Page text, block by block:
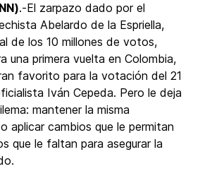
.-El zarpazo dado por el
Abelardo de la Espriella,
de los 10 millones de votos,
una primera vuelta en Colombia,
favorito para la votación del 21
Iván Cepeda. Pero le deja
mantener la misma
aplicar cambios que le permitan
que le faltan para asegurar la